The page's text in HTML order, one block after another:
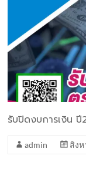
รับปิดงบการเงิน ปี
admin สิงห